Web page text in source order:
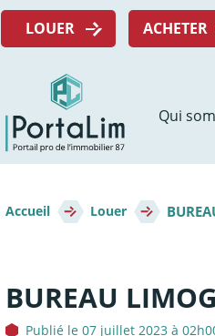
Menu
LOUER ACHETER
Qui
d'Ariane
Accueil Louer
BUREAU
Publié le 07 juillet 2023 à